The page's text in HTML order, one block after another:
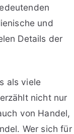
und
Details der
als viele
nicht nur
von Handel,
Wer sich für